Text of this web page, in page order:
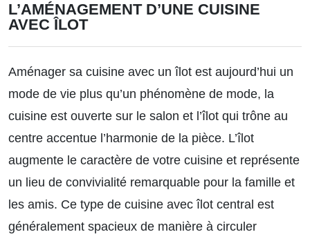
L’AMÉNAGEMENT D’UNE CUISINE
AVEC ÎLOT
Aménager sa cuisine avec un îlot est aujourd’hui un
mode de vie plus qu’un phénomène de mode, la
cuisine est ouverte sur le salon et l’îlot qui trône au
centre accentue l’harmonie de la pièce. L’îlot
augmente le caractère de votre cuisine et représente
un lieu de convivialité remarquable pour la famille et
les amis. Ce type de cuisine avec îlot central est
généralement spacieux de manière à circuler